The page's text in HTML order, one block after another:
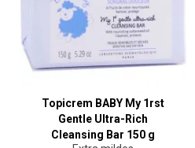
Topicrem BABY My 1rst
Gentle Ultra-Rich
Cleansing Bar 150 g